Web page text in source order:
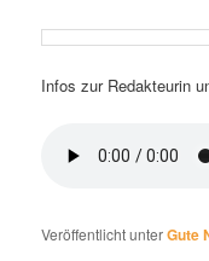
Infos zur Redakteurin
Veröffentlicht unterGute